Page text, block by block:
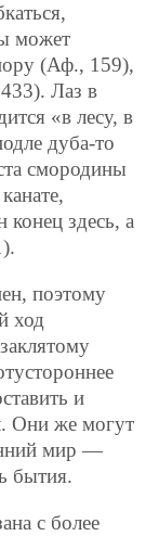
может
(Аф., 159),
Лаз в
«в лесу, в
дуба-то
смородины
здесь, а
поэтому
ход
и
Они же могут
мир —
бытия.
с более